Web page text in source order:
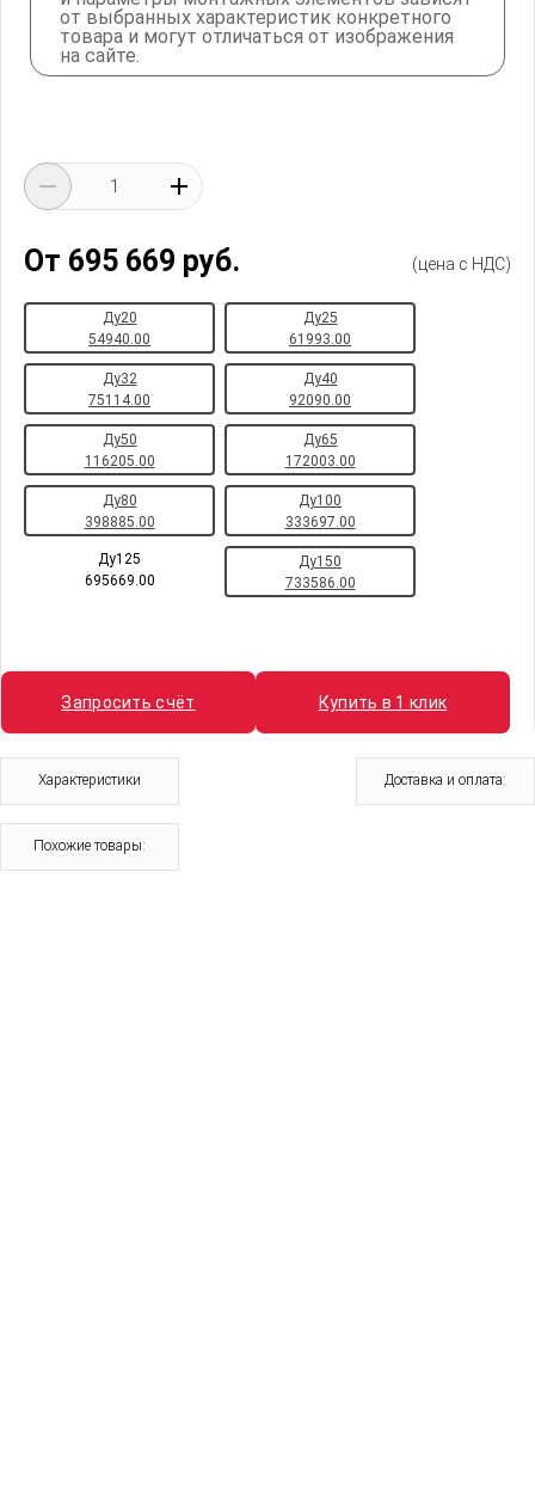
от выбранных характеристик конкретного
товара и могут отличаться от изображения
на сайте.
От 695 669 руб. (цена с НДС)
Запросить счёт Купить в 1 клик
Ду20
54940.00
Ду25
61993.00
Ду32
75114.00
Ду40
92090.00
Ду50
116205.00
Ду65
172003.00
Ду80
398885.00
Ду100
333697.00
Ду125
695669.00
Ду150
733586.00
Характеристики Доставка и оплата:
Похожие товары: